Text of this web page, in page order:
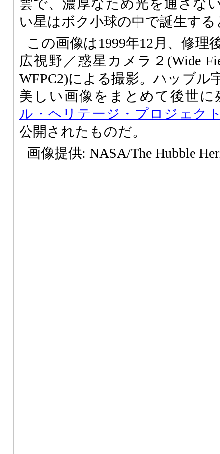
雲で、濃厚なため光を通さな
い星はボク小球の中で誕生す
この画像は1999年12月、修理
広視野／惑星カメラ２(Wide
WFPC2)による撮影。ハッブル
美しい画像をまとめて後世
ル・ヘリテージ・プロジェク
公開されたものだ。
画像提供: NASA/The Hubble